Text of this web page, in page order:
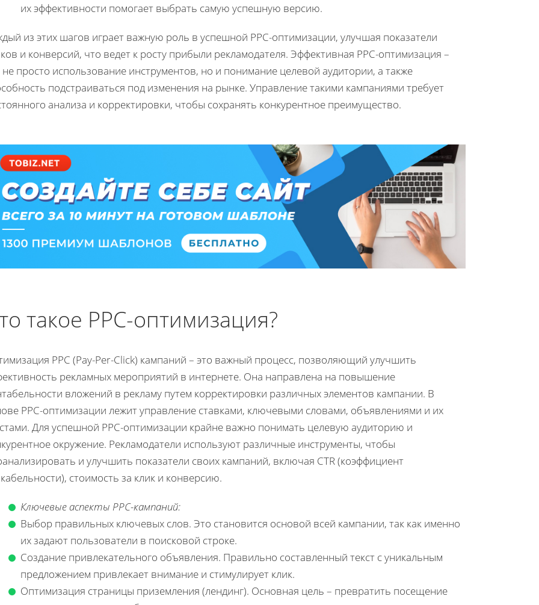
их эффективности помогает выбрать самую успешную версию.
из этих шагов играет важную роль в успешной PPC-оптимизации, улучшая показатели
и конверсий, что ведет к росту прибыли рекламодателя. Эффективная PPC-оптимизация –
не просто использование инструментов, но и понимание целевой аудитории, а также
подстраиваться под изменения на рынке. Управление такими кампаниями требует
анализа и корректировки, чтобы сохранять конкурентное преимущество.
такое PPC-оптимизация?
PPC (Pay-Per-Click) кампаний – это важный процесс, позволяющий улучшить
рекламных мероприятий в интернете. Она направлена на повышение
вложений в рекламу путем корректировки различных элементов кампании. В
PPC-оптимизации лежит управление ставками, ключевыми словами, объявлениями и их
Для успешной PPC-оптимизации крайне важно понимать целевую аудиторию и
окружение. Рекламодатели используют различные инструменты, чтобы
и улучшить показатели своих кампаний, включая CTR (коэффициент
стоимость за клик и конверсию.
Ключевые аспекты PPC-кампаний:
Выбор правильных ключевых слов. Это становится основой всей кампании, так как именно
их задают пользователи в поисковой строке.
Создание привлекательного объявления. Правильно составленный текст с уникальным
предложением привлекает внимание и стимулирует клик.
Оптимизация страницы приземления (лендинг). Основная цель – превратить посещение